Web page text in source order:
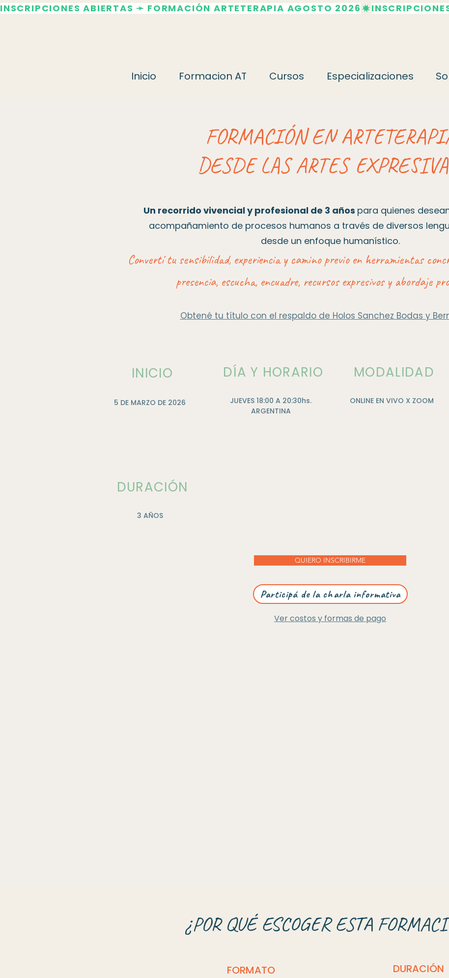
INSCRIPCIONES ABIERTAS ➛ FORMACIÓN ARTETERAPIA AGOSTO 2026
Inicio Formacion AT Cursos Especializaciones
FORMACIÓN EN
DESDE LAS ARTES
Un recorrido vivencial y profesional de 3 años para quienes
acompañamiento de procesos humanos a través de diversos
desde un enfoque humanístico.
Convertí tu sensibilidad, experiencia y camino previo en herramientas
presencia, escucha, encuadre, recursos expresivos y abordaje
Obtené tu título con el respaldo de Holos Sanchez Bodas y
INICIO
5 DE MARZO DE 2026
DÍA Y HORARIO
JUEVES 18:00 A 20:30hs.
ARGENTINA
MODALIDAD
ONLINE EN VIVO X ZOOM
DURACIÓN
3 AÑOS
QUIERO INSCRIBIRME
Participá de la charla informativa
Ver costos y formas de pago
¿POR QUÉ ESCOGER ESTA
FORMATO DURACIÓN